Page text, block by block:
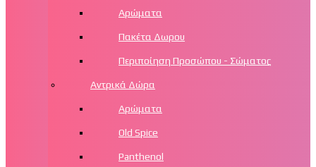
Αρώματα
Πακέτα Δωρου
Περιποίηση Προσώπου - Σώματος
Αντρικά Δώρα
Αρώματα
Old Spice
Panthenol